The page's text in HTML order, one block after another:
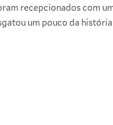
recepcionados com
um pouco da